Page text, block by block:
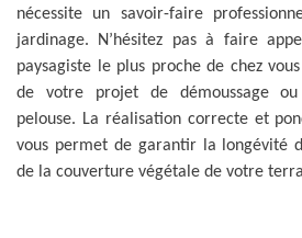
nécessite un savoir-faire
jardinage. N’hésitez pas à faire
paysagiste le plus proche de chez
de votre projet de démoussage
pelouse. La réalisation correcte et
vous permet de garantir la longévité
de la couverture végétale de votre